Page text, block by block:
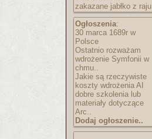
zakazane jabłko z raju
Ogłoszenia:
30 marca 1689r w
Polsce
Ostatnio rozważam
wdrożenie Symfonii w
chmu..
Jakie są rzeczywiste
koszty wdrożenia AI
dobre szkolenia lub
materiały dotyczące
Arc..
Dodaj ogłoszenie..